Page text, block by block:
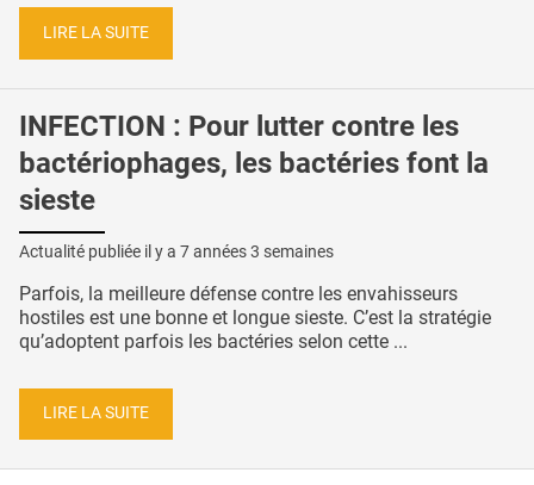
LIRE LA SUITE
INFECTION : Pour lutter contre les
bactériophages, les bactéries font la
sieste
Actualité publiée il y a 7 années 3 semaines
Parfois, la meilleure défense contre les envahisseurs
hostiles est une bonne et longue sieste. C’est la stratégie
qu’adoptent parfois les bactéries selon cette ...
LIRE LA SUITE